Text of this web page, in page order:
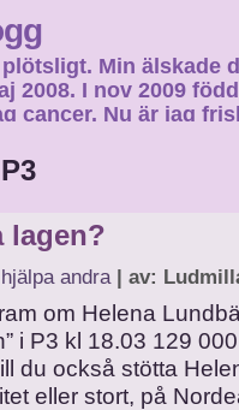
Min älskade
2008. I nov 2009
cancer. Nu är jag
lagen?
andra| av:
om Helena
i P3 kl 18.03 129
du också stötta
eller stort, på